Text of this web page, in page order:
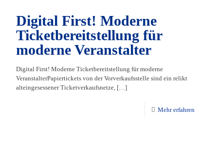
Digital First! Moderne
Ticketbereitstellung für
moderne Veranstalter
Digital First! Moderne Ticketbereitstellung für moderne
VeranstalterPapiertickets von der Vorverkaufsstelle sind ein relikt
alteingesessener Ticketverkaufsnetze, […]
Mehr erfahren